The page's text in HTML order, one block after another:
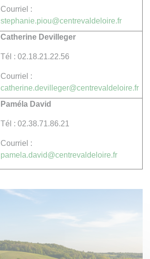
Courriel :
stephanie.piou@centrevaldeloire.fr
Catherine Devilleger
Tél : 02.18.21.22.56
Courriel :
catherine.devilleger@centrevaldeloire.fr
Paméla David
Tél : 02.38.71.86.21
Courriel :
pamela.david@centrevaldeloire.fr